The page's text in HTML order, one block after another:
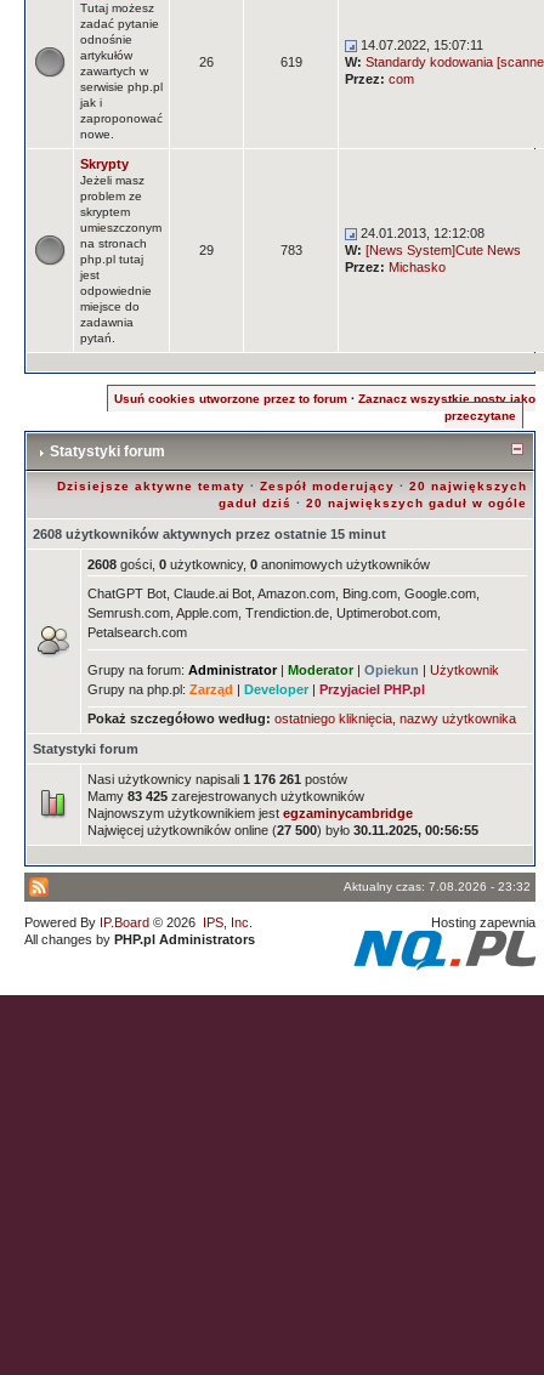
Tutaj możesz
zadać pytanie
odnośnie
artykułów
zawartych w
serwisie php.pl
jak i
zaproponować
nowe.
26 619
14.07.2022, 15:07:11
W: Standardy kodowania
Przez: com
Skrypty
Jeżeli masz
problem ze
skryptem
umieszczonym
na stronach
php.pl tutaj
jest
odpowiednie
miejsce do
zadawnia
pytań.
29 783
24.01.2013, 12:12:08
W: [News System]Cute News
Przez: Michasko
Usuń cookies utworzone przez to forum ·Zaznacz wszystkie posty jako
przeczytane
Statystyki forum
Dzisiejsze aktywne tematy · Zespół moderujący · 20 największych
gaduł dziś · 20 największych gaduł w ogóle
2608 użytkowników aktywnych przez ostatnie 15 minut
2608 gości, 0 użytkownicy, 0 anonimowych użytkowników
ChatGPT Bot, Claude.ai Bot, Amazon.com, Bing.com, Google.com,
Semrush.com, Apple.com, Trendiction.de, Uptimerobot.com,
Petalsearch.com
Grupy na forum: Administrator| Moderator| Opiekun | Użytkownik
Grupy na php.pl: Zarząd | Developer| Przyjaciel PHP.pl
Pokaż szczegółowo według: ostatniego kliknięcia nazwy użytkownika
Statystyki forum
Nasi użytkownicy napisali 1 176 261 postów
Mamy 83 425 zarejestrowanych użytkowników
Najnowszym użytkownikiem jest egzaminycambridge
Najwięcej użytkowników online (27 500) było 30.11.2025, 00:56:55
Aktualny czas: 7.08.2026 - 23:32
Powered By IP.Board © 2026 IPS, Inc
All changes by PHP.pl Administrators
Hosting zapewnia